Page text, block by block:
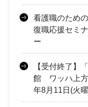
看護職のため
復職応援セミ
ー
【受付終了】
館 ワッハ上方
年8月11日(火